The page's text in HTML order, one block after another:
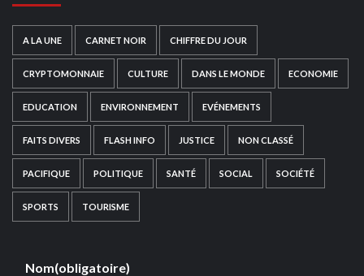
A LA UNE CARNET NOIR CHIFFRE DU JOUR
CRYPTOMONNAIE CULTURE DANS LE MONDE ECONOMIE
EDUCATION ENVIRONNEMENT EVÉNEMENTS
FAITS DIVERS FLASH INFO JUSTICE NON CLASSÉ
PACIFIQUE POLITIQUE SANTÉ SOCIAL SOCIÉTÉ
SPORTS TOURISME
Nom(obligatoire)